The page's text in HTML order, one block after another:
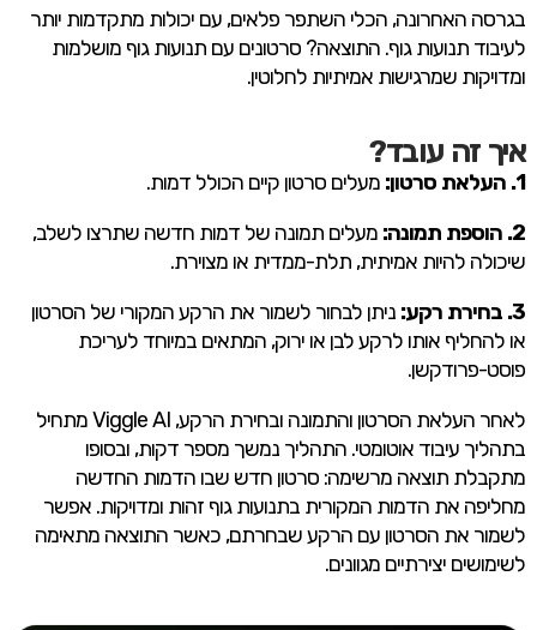
בגרסה האחרונה, הכלי השתפר פלאים, עם יכולות מתקדמות יותר
לעיבוד תנועות גוף. התוצאה? סרטונים עם תנועות גוף מושלמות
ומדויקות שמרגישות אמיתיות לחלוטין.
איך זה עובד?
1. העלאת סרטון:
מעלים סרטון קיים הכולל דמות.
2. הוספת תמונה:
מעלים תמונה של דמות חדשה שתרצו לשלב,
שיכולה להיות אמיתית, תלת-ממדית או מצוירת.
3. בחירת רקע:
ניתן לבחור לשמור את הרקע המקורי של הסרטון
או להחליף אותו לרקע לבן או ירוק, המתאים במיוחד לעריכת
פוסט-פרודקשן.
לאחר העלאת הסרטון והתמונה ובחירת הרקע, Viggle AI מתחיל
בתהליך עיבוד אוטומטי. התהליך נמשך מספר דקות, ובסופו
מתקבלת תוצאה מרשימה: סרטון חדש שבו הדמות החדשה
מחליפה את הדמות המקורית בתנועות גוף זהות ומדויקות. אפשר
לשמור את הסרטון עם הרקע שבחרתם, כאשר התוצאה מתאימה
לשימושים יצירתיים מגוונים.